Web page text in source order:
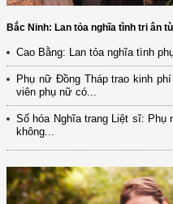
Bắc Ninh: Lan tỏa nghĩa tình tri ân
Cao Bằng: Lan tỏa nghĩa tình
Phụ nữ Đồng Tháp trao kinh
viên phụ nữ có...
Số hóa Nghĩa trang Liệt sĩ:
không...